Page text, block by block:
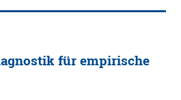
für empirische